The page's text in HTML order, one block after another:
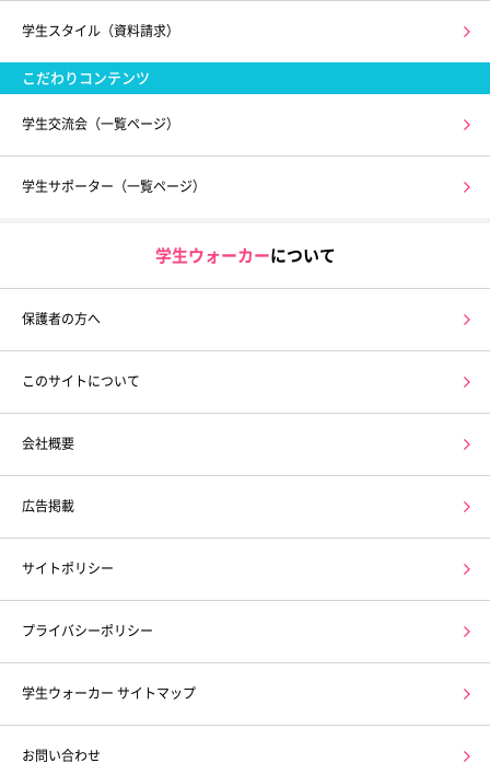
学生スタイル（資料請求）
こだわりコンテンツ
学生交流会（一覧ページ）
学生サポーター（一覧ページ）
学生ウォーカーについて
保護者の方へ
このサイトについて
会社概要
広告掲載
サイトポリシー
プライバシーポリシー
学生ウォーカー サイトマップ
お問い合わせ